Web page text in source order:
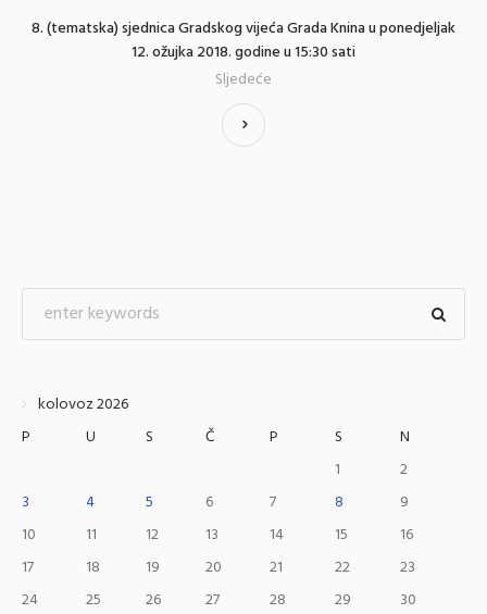
8. (tematska) sjednica Gradskog vijeća Grada Knina u ponedjeljak
12. ožujka 2018. godine u 15:30 sati
Sljedeće
kolovoz 2026
P
U S Č P S
N
1
2
3
4 5 6 7 8
9
10
11 12 13 14 15
16
17
18 19 20 21 22
23
24
25 26 27 28 29
30